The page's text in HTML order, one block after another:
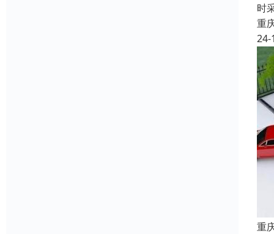
时
重
24-
重